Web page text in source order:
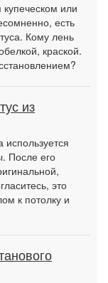
или
есть
Кому лень
краской.
из
После его
это
к потолку и